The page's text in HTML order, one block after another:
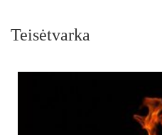
Teisėtvarka